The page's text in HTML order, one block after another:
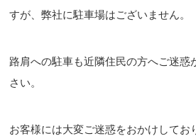
すが、弊社に駐車場はございません。
路肩への駐車も近隣住民の方へご迷惑
さい。
お客様には大変ご迷惑をおかけしてお